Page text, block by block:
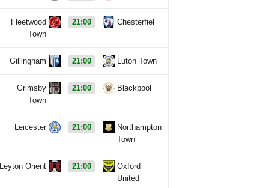
Fleetwood
Town
21:00 Chesterfiel
Gillingham 21:00 Luton Town
Grimsby
Town
21:00 Blackpool
Leicester 21:00
Northampton
Town
Leyton Orient 21:00
Oxford
United